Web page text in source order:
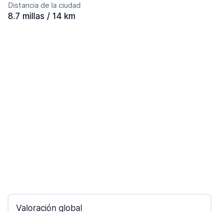
Distancia de la ciudad
8.7 millas / 14 km
Valoración global